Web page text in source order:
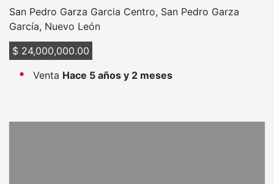
San Pedro Garza Garcia Centro, San Pedro Garza
García, Nuevo León
$ 24,000,000.00
Venta Hace 5 años y 2 meses